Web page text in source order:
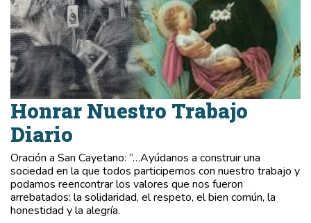
Honrar Nuestro Trabajo
Diario
Oración a San Cayetano: “…Ayúdanos a construir una
sociedad en la que todos participemos con nuestro trabajo y
podamos reencontrar los valores que nos fueron
arrebatados: la solidaridad, el respeto, el bien común, la
honestidad y la alegría.